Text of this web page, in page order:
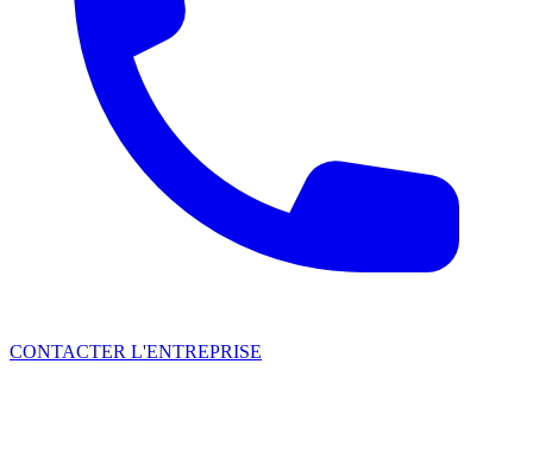
CONTACTER L'ENTREPRISE